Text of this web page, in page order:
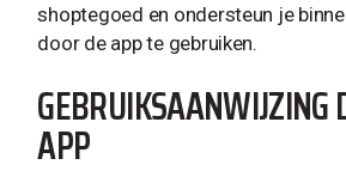
shoptegoed en ondersteun je
door de app te gebruiken.
GEBRUIKSAANWIJZING
APP